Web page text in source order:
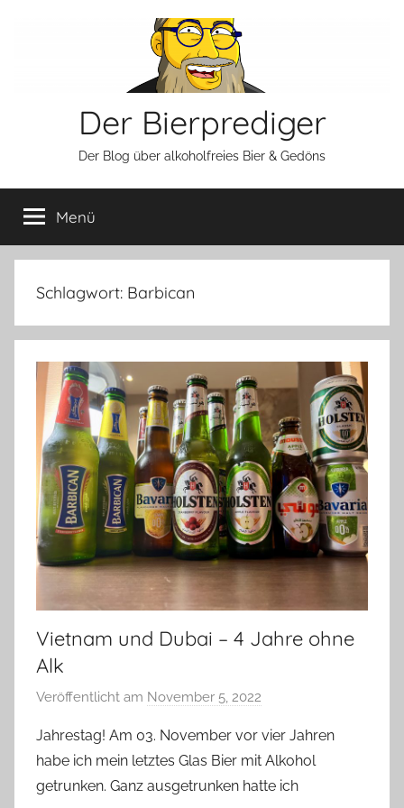
Der Bierprediger
Der Blog über alkoholfreies Bier & Gedöns
Menü
Schlagwort: Barbican
Vietnam und Dubai – 4 Jahre ohne
Alk
Veröffentlicht am November 5, 2022
n
b
i
Jahrestag! Am 03. November vor vier Jahren
habe ich mein letztes Glas Bier mit Alkohol
getrunken. Ganz ausgetrunken hatte ich